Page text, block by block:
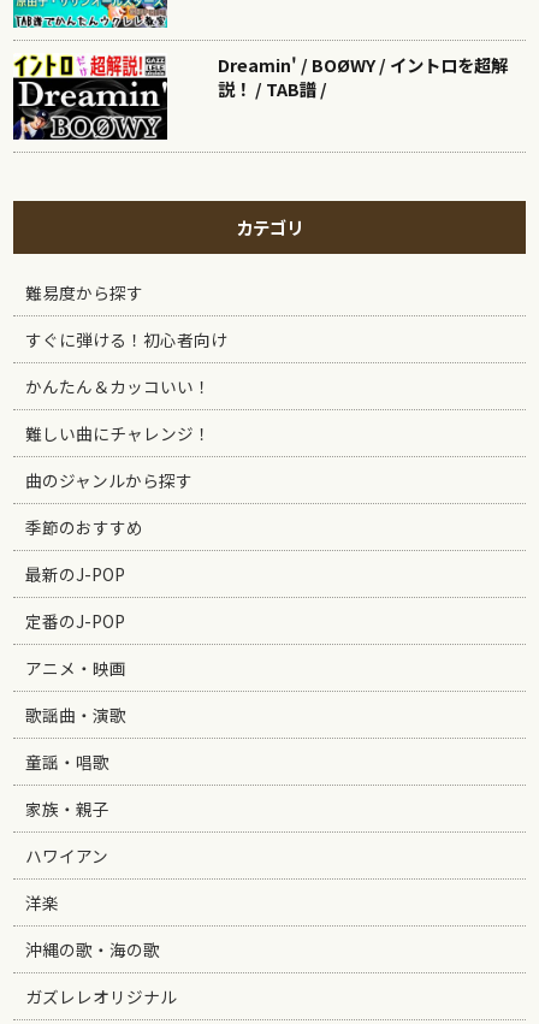
Dreamin' / BOØWY / イントロを超解
説！ / TAB譜 /
カテゴリ
難易度から探す
すぐに弾ける！初心者向け
かんたん＆カッコいい！
難しい曲にチャレンジ！
曲のジャンルから探す
季節のおすすめ
最新のJ-POP
定番のJ-POP
アニメ・映画
歌謡曲・演歌
童謡・唱歌
家族・親子
ハワイアン
洋楽
沖縄の歌・海の歌
ガズレレオリジナル